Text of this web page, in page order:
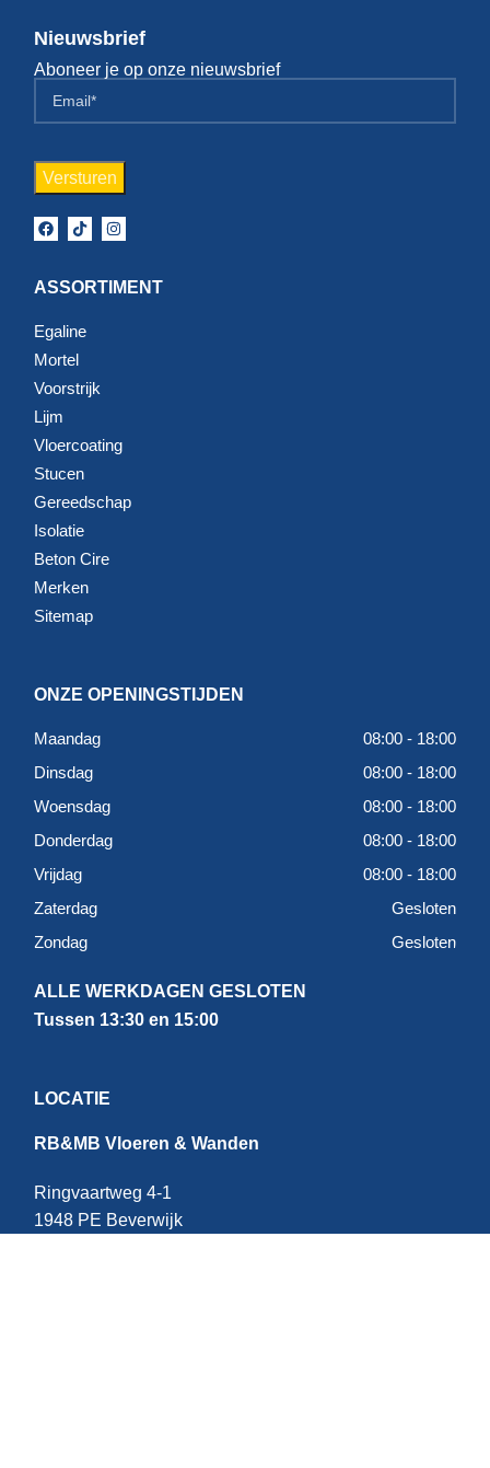
Nieuwsbrief
Aboneer je op onze nieuwsbrief
ASSORTIMENT
Egaline
Mortel
Voorstrijk
Lijm
Vloercoating
Stucen
Gereedschap
Isolatie
Beton Cire
Merken
Sitemap
ONZE OPENINGSTIJDEN
Maandag
08:00 - 18:00
Dinsdag
08:00 - 18:00
Woensdag
08:00 - 18:00
Donderdag
08:00 - 18:00
Vrijdag
08:00 - 18:00
Zaterdag
Gesloten
Zondag
Gesloten
ALLE WERKDAGEN GESLOTEN
Tussen 13:30 en 15:00
LOCATIE
RB&MB Vloeren & Wanden
Ringvaartweg 4-1
1948 PE Beverwijk